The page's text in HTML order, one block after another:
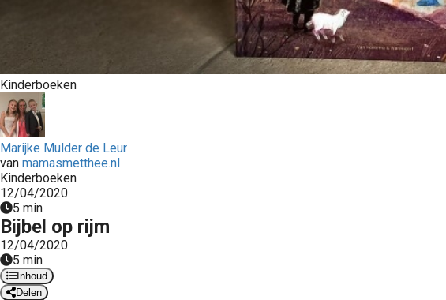
Kinderboeken
Marijke Mulder de Leur
van mamasmetthee.nl
Kinderboeken
12/04/2020
5 min
Bijbel op rijm
12/04/2020
5 min
Inhoud
Delen